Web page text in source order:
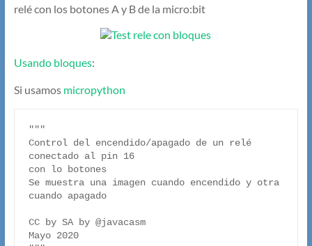
relé con los botones A y B de la micro:bit
Usando bloques:
Si usamos micropython
"""
Control del encendido/apagado de un relé
conectado al pin 16
con lo botones
Se muestra una imagen cuando encendido y otra
cuando apagado
CC by SA by @javacasm
Mayo 2020